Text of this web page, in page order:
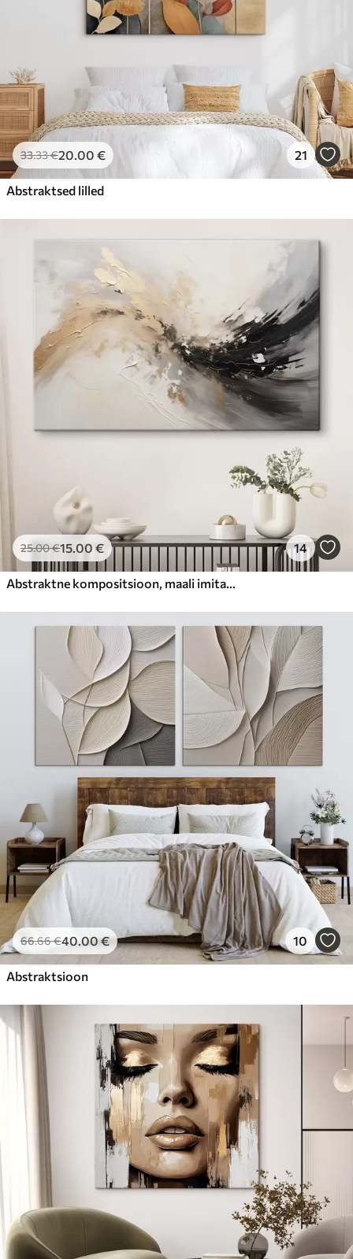
33.33€20.00 € 21
Abstraktsed lilled
25.00€15.00 € 14
Abstraktne kompositsioon, maali imitatsioon
66.66€40.00€ 10
Abstraktsioon